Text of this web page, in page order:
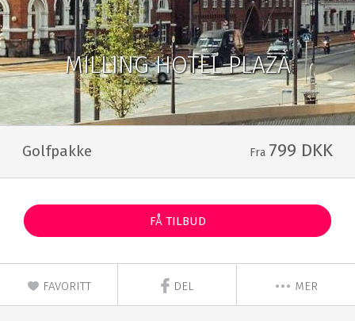
MILLING HOTEL PLAZA
Golfpakke Fra 799 DKK
FÅ TILBUD
FAVORITT DEL MER